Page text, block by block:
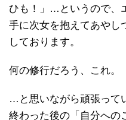
ひも！」…というので、
手に次女を抱えてあやし
しております。
何の修行だろう、これ。
…と思いながら頑張って
終わった後の「自分への